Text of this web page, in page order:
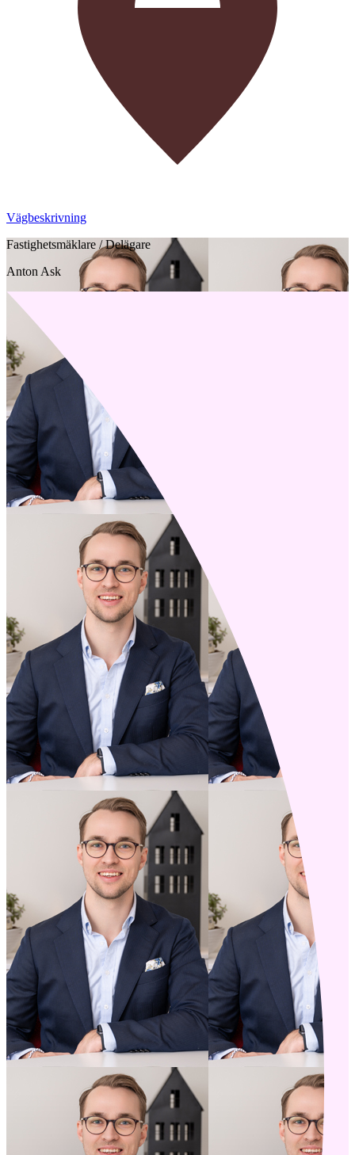
Vägbeskrivning
Fastighetsmäklare / Delägare
Anton Ask